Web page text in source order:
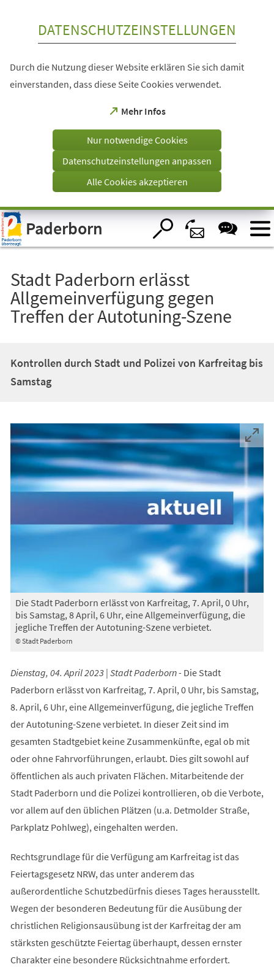
Visuelle
Assistenzsoftware
öffnen.
DATENSCHUTZEINSTELLUNGEN
Durch die Nutzung dieser Website erklären Sie sich damit
einverstanden, dass diese Seite Cookies verwendet.
Mehr Infos
(Öffnet
einem
Tab)
Nur notwendige Cookies
Datenschutzeinstellungen anpassen
Alle Cookies akzeptieren
Paderborn
Stadt Paderborn erlässt
Allgemeinverfügung gegen
Treffen der Autotuning-Szene
Kontrollen durch Stadt und Polizei von Karfreitag bis
Samstag
© Stadt Paderborn
Die Stadt Paderborn erlässt von Karfreitag, 7. April, 0 Uhr,
bis Samstag, 8 April, 6 Uhr, eine Allgemeinverfügung, die
jegliche Treffen der Autotuning-Szene verbietet.
Dienstag, 04. April 2023 | Stadt Paderborn - Die Stadt
Paderborn erlässt von Karfreitag, 7. April, 0 Uhr, bis Samstag,
8. April, 6 Uhr, eine Allgemeinverfügung, die jegliche Treffen
der Autotuning-Szene verbietet. In dieser Zeit sind im
gesamten Stadtgebiet keine Zusammenkünfte, egal ob mit
oder ohne Fahrvorführungen, erlaubt. Dies gilt sowohl auf
öffentlichen als auch privaten Flächen. Mitarbeitende der
Stadt Paderborn und die Polizei kontrollieren, ob die Verbote,
vor allem auf den üblichen Plätzen (u.a. Detmolder Straße,
Parkplatz Pohlweg), eingehalten werden.
Rechtsgrundlage für die Verfügung am Karfreitag ist das
Feiertagsgesetz NRW, das unter anderem das
außerordentliche Schutzbedürfnis dieses Tages herausstellt.
Wegen der besonderen Bedeutung für die Ausübung der
christlichen Religionsausübung ist der Karfreitag der am
stärksten geschützte Feiertag überhaupt, dessen ernster
Charakter eine besondere Rücksichtnahme erfordert.